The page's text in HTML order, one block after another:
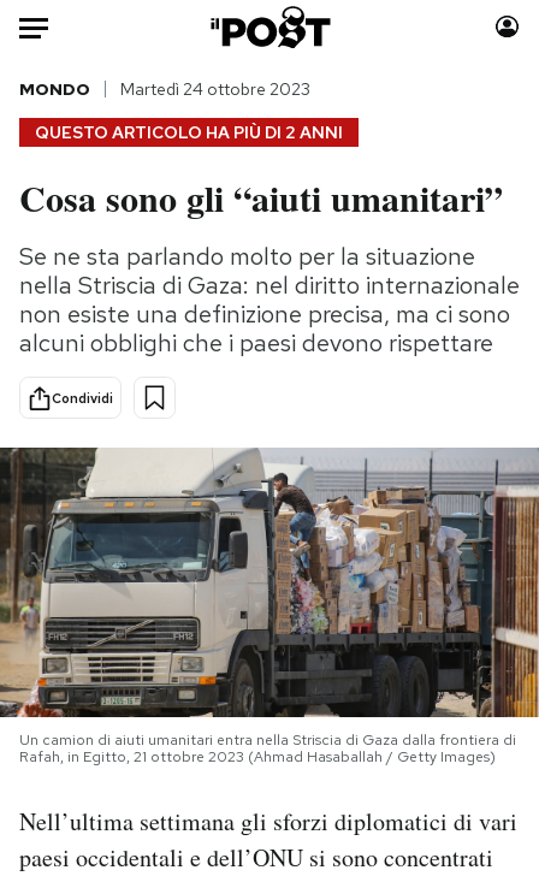
Auto
HOME
Italia
Politica
Tecnologia
Internet
Scienza
Cultura
Economia
Sport
Moda
Consumismi
Storie/Idee
Ok Boomer!
Altrecose
Mondiali calcio 2026
PODCAST
NEWSLETTER
I MIEI PREFERITI
SHOP
QUESTO ARTICOLO HA PIÙ DI 2 ANNI
MONDO Martedì 24 ottobre 2023
Cosa sono gli “aiuti umanitari”
Se ne sta parlando molto per la situazione
nella Striscia di Gaza: nel diritto internazionale
non esiste una definizione precisa, ma ci sono
alcuni obblighi che i paesi devono rispettare
Condividi
Un camion di aiuti umanitari entra nella Striscia di Gaza dalla frontiera di
Rafah, in Egitto, 21 ottobre 2023 (Ahmad Hasaballah / Getty Images)
Nell’ultima settimana gli sforzi diplomatici di vari
paesi occidentali e dell’ONU si sono concentrati